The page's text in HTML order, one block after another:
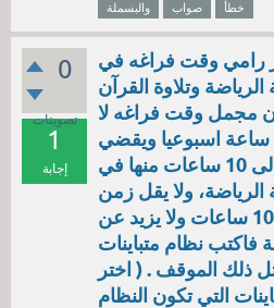
والبسملة
صواب خطأ
0
تصويتات
1
إجابة
رامي وقت فراغه في
وتلاوة القرآن
مجمل وقت فراغه لا
يتجاوز 20 ساعة اسبوعيا ويقضي
من 4 إلى 10 ساعات منها في
ولا يقل زمن
التلاوة عن 10 ساعات ولا يزيد عن
فاكتب نظام متباينات
ذلك الموقف . ( اختر
التي تكون النظام